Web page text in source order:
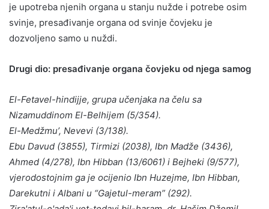
je upotreba njenih organa u stanju nužde i potrebe osim
svinje, presađivanje organa od svinje čovjeku je
dozvoljeno samo u nuždi.
Drugi dio: presađivanje organa čovjeku od njega samog
El-Fetavel-hindijje, grupa učenjaka na čelu sa
Nizamuddinom El-Belhijem (5/354).
El-Medžmu’, Nevevi (3/138).
Ebu Davud (3855), Tirmizi (2038), Ibn Madže (3436),
Ahmed (4/278), Ibn Hibban (13/6061) i Bejheki (9/577),
vjerodostojnim ga je ocijenio Ibn Huzejme, Ibn Hibban,
Darekutni i Albani u “Gajetul-meram” (292).